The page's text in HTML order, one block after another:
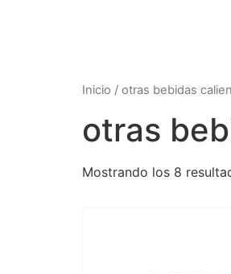
Inicio / otras bebidas
otras
Mostrando los 8